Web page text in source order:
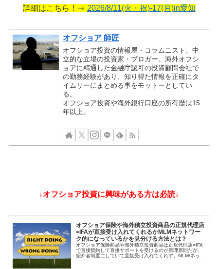
詳細はこちら！⇒ 2026/8/11(火・祝)-17(月)in愛知
オフショア 師匠
オフショア投資の情報屋・コラムニスト、中
立的な立場の投資家・ブロガー。海外オフシ
ョアに精通した金融庁認可の投資顧問会社で
の勤務経験があり、知り得た情報を正確にタ
イムリーにまとめる事をモットーとしてい
る。
オフショア投資や海外銀行口座の所有歴は15
年以上。
↓オフショア投資に興味がある方は必読↓
オフショア保険や海外積立投資商品の正規代理店
=IFAが直接受け入れてくれるかMLMネットワー
ク的になっているかを見分ける方法とは？
オフショア保険商品や海外積立投資商品は正規代理店=IFA
で直接契約して直接サポートを受けるのが原理原則だが、
紹介者制度にしていて直接受け入れてくれず、MLM/ネット